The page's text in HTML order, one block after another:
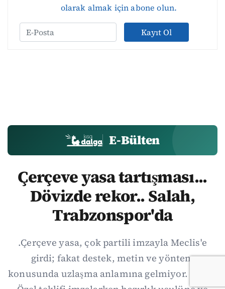
olarak almak için abone olun.
Kayıt Ol
E-Bülten
Çerçeve yasa tartışması...
Dövizde rekor.. Salah,
Trabzonspor'da
.Çerçeve yasa, çok partili imzayla Meclis'e
girdi; fakat destek, metin ve yöntem
konusunda uzlaşma anlamına gelmiyor. Özgür